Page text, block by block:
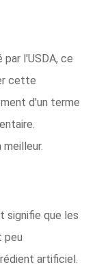
par l'USDA, ce
cette
d'un terme
meilleur.
signifie que les
peu
artificiel.